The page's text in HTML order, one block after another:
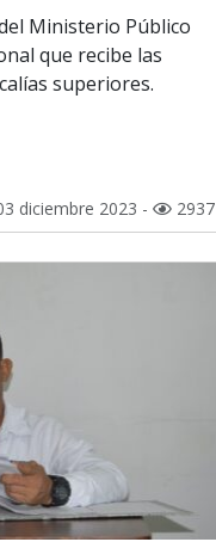
Ministerio Público
que recibe las
superiores.
diciembre 2023 - 2937